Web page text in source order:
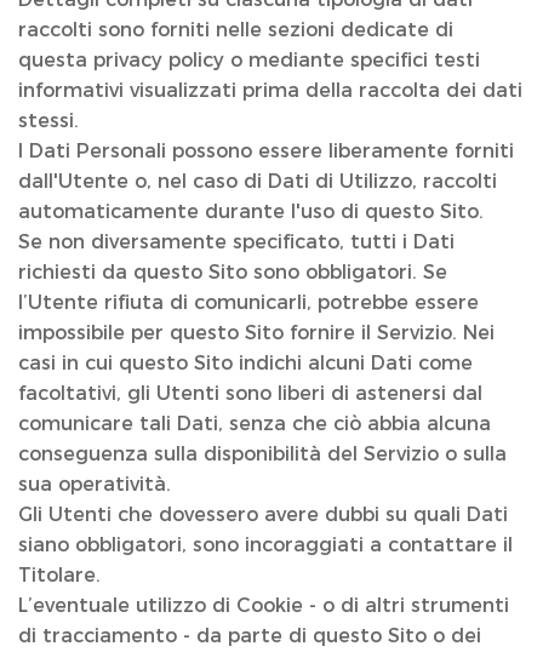
raccolti sono forniti nelle sezioni dedicate di
questa privacy policy o mediante specifici testi
informativi visualizzati prima della raccolta dei dati
stessi.
I Dati Personali possono essere liberamente forniti
dall'Utente o, nel caso di Dati di Utilizzo, raccolti
automaticamente durante l'uso di questo Sito.
Se non diversamente specificato, tutti i Dati
richiesti da questo Sito sono obbligatori. Se
l’Utente rifiuta di comunicarli, potrebbe essere
impossibile per questo Sito fornire il Servizio. Nei
casi in cui questo Sito indichi alcuni Dati come
facoltativi, gli Utenti sono liberi di astenersi dal
comunicare tali Dati, senza che ciò abbia alcuna
conseguenza sulla disponibilità del Servizio o sulla
sua operatività.
Gli Utenti che dovessero avere dubbi su quali Dati
siano obbligatori, sono incoraggiati a contattare il
Titolare.
L’eventuale utilizzo di Cookie - o di altri strumenti
di tracciamento - da parte di questo Sito o dei